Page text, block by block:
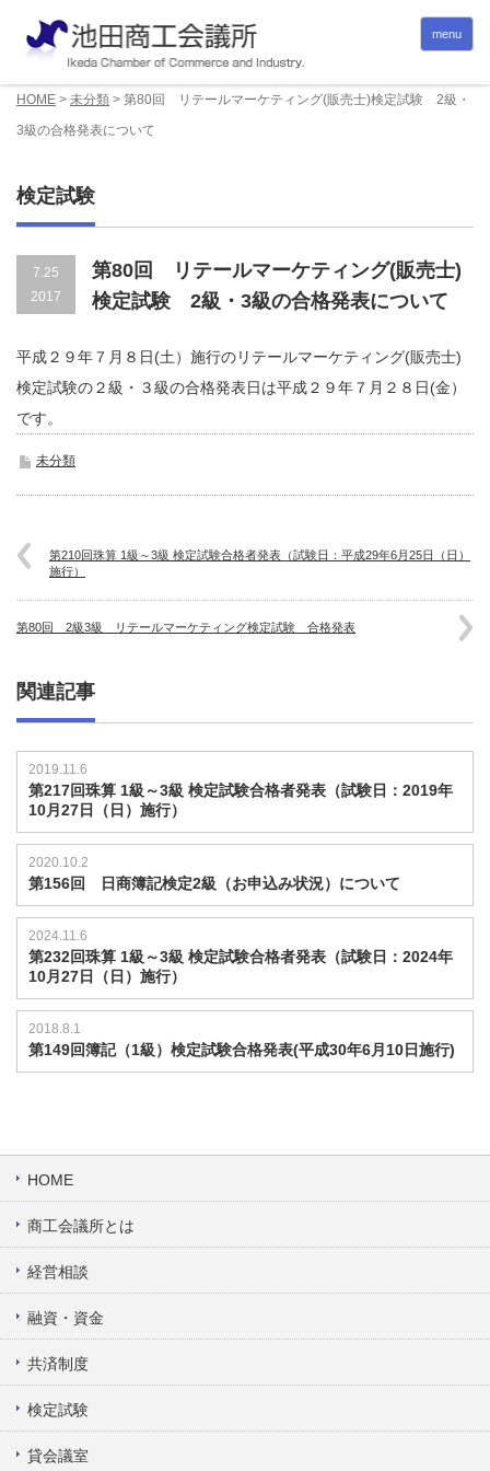
menu
HOME > 未分類 > 第80回 リテールマーケティング(販売士)検定試験 2級・
3級の合格発表について
検定試験
7.25
2017
第80回 リテールマーケティング(販売士)
検定試験 2級・3級の合格発表について
平成２９年７月８日(土）施行のリテールマーケティング(販売士)
検定試験の２級・３級の合格発表日は平成２９年７月２８日(金）
です。
未分類
第210回珠算 1級～3級 検定試験合格者発表（試験日：平成29年6月25日（日）
施行）
第80回 2級3級 リテールマーケティング検定試験 合格発表
関連記事
2019.11.6
第217回珠算 1級～3級 検定試験合格者発表（試験日：2019年
10月27日（日）施行）
2020.10.2
第156回 日商簿記検定2級（お申込み状況）について
2024.11.6
第232回珠算 1級～3級 検定試験合格者発表（試験日：2024年
10月27日（日）施行）
2018.8.1
第149回簿記（1級）検定試験合格発表(平成30年6月10日施行)
HOME
商工会議所とは
経営相談
融資・資金
共済制度
検定試験
貸会議室